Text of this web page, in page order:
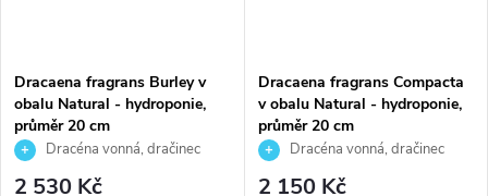
Dracaena fragrans Burley v
obalu Natural - hydroponie,
průměr 20 cm
Dracéna vonná, dračinec
2 530 Kč
Dracaena fragrans Compacta
v obalu Natural - hydroponie,
průměr 20 cm
Dracéna vonná, dračinec
2 150 Kč